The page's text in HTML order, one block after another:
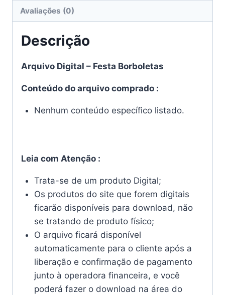
Avaliações (0)
Descrição
Arquivo Digital – Festa Borboletas
Conteúdo do arquivo comprado :
Nenhum conteúdo específico listado.
Leia com Atenção :
Trata-se de um produto Digital;
Os produtos do site que forem digitais
ficarão disponíveis para download, não
se tratando de produto físico;
O arquivo ficará disponível
automaticamente para o cliente após a
liberação e confirmação de pagamento
junto à operadora financeira, e você
poderá fazer o download na área do